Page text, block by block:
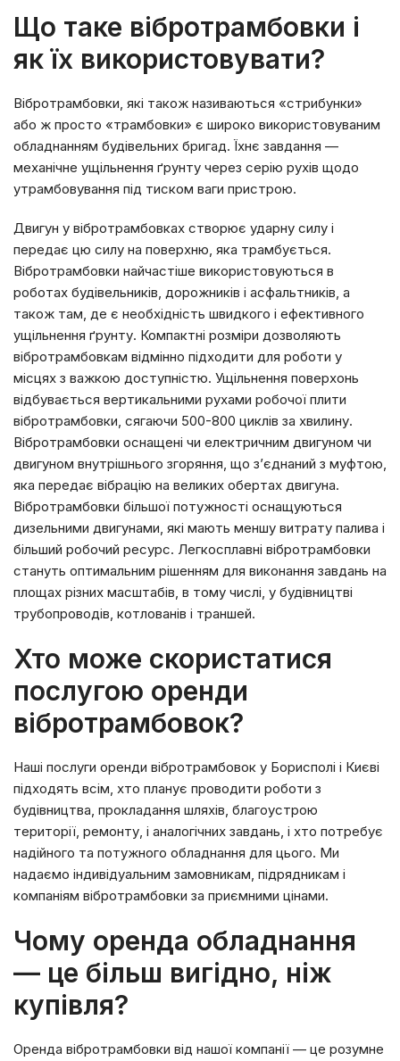
Що таке вібротрамбовки і
як їх використовувати?
Вібротрамбовки, які також називаються «стрибунки»
або ж просто «трамбовки» є широко використовуваним
обладнанням будівельних бригад. Їхнє завдання —
механічне ущільнення ґрунту через серію рухів щодо
утрамбовування під тиском ваги пристрою.
Двигун у вібротрамбовках створює ударну силу і
передає цю силу на поверхню, яка трамбується.
Вібротрамбовки найчастіше використовуються в
роботах будівельників, дорожників і асфальтників, а
також там, де є необхідність швидкого і ефективного
ущільнення ґрунту. Компактні розміри дозволяють
вібротрамбовкам відмінно підходити для роботи у
місцях з важкою доступністю. Ущільнення поверхонь
відбувається вертикальними рухами робочої плити
вібротрамбовки, сягаючи 500-800 циклів за хвилину.
Вібротрамбовки оснащені чи електричним двигуном чи
двигуном внутрішнього згоряння, що з’єднаний з муфтою,
яка передає вібрацію на великих обертах двигуна.
Вібротрамбовки більшої потужності оснащуються
дизельними двигунами, які мають меншу витрату палива і
більший робочий ресурс. Легкосплавні вібротрамбовки
стануть оптимальним рішенням для виконання завдань на
площах різних масштабів, в тому числі, у будівництві
трубопроводів, котлованів і траншей.
Хто може скористатися
послугою оренди
вібротрамбовок?
Наші послуги оренди вібротрамбовок у Борисполі і Києві
підходять всім, хто планує проводити роботи з
будівництва, прокладання шляхів, благоустрою
території, ремонту, і аналогічних завдань, і хто потребує
надійного та потужного обладнання для цього. Ми
надаємо індивідуальним замовникам, підрядникам і
компаніям вібротрамбовки за приємними цінами.
Чому оренда обладнання
— це більш вигідно, ніж
купівля?
Оренда вібротрамбовки від нашої компанії — це розумне